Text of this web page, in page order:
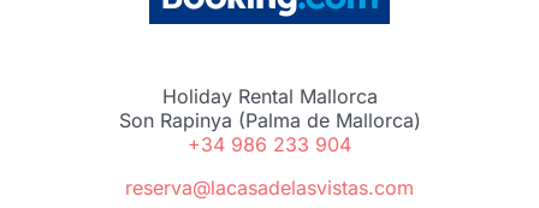
Holiday Rental Mallorca
Son Rapinya (Palma de Mallorca)
+34 986 233 904
reserva@lacasadelasvistas.com